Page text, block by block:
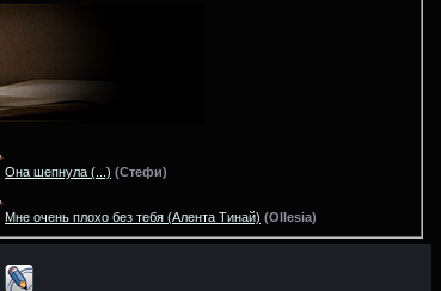
Она шепнула (...) (Стефи)
Мне очень плохо без тебя (Алента Тинай) (Ollesia)